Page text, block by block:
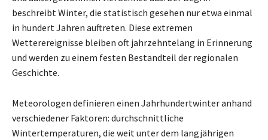
beschreibt Winter, die statistisch gesehen nur etwa einmal
in hundert Jahren auftreten. Diese extremen
Wetterereignisse bleiben oft jahrzehntelang in Erinnerung
und werden zu einem festen Bestandteil der regionalen
Geschichte.
Meteorologen definieren einen Jahrhundertwinter anhand
verschiedener Faktoren: durchschnittliche
Wintertemperaturen, die weit unter dem langjährigen